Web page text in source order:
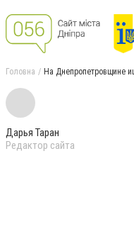
Головна На Днепропетровщине
Дарья Таран
Редактор сайта